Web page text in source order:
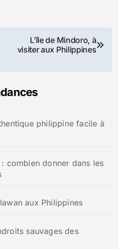
L’île de Mindoro, à
visiter aux Philippines
philippine facile à
combien donner dans les
aux Philippines
sauvages des